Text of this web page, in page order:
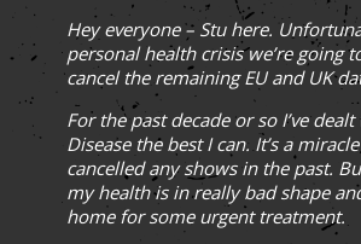
Hey everyone – Stu here.
personal health crisis we’re going
cancel the remaining EU and UK
For the past decade or so I’ve dealt
Disease the best I can. It’s a
cancelled any shows in the past.
my health is in really bad shape
home for some urgent treatment.